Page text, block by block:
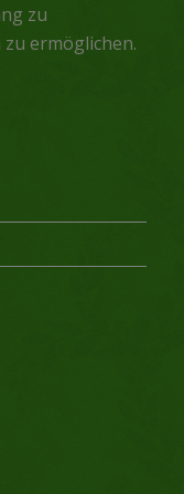
zu
ermöglichen.